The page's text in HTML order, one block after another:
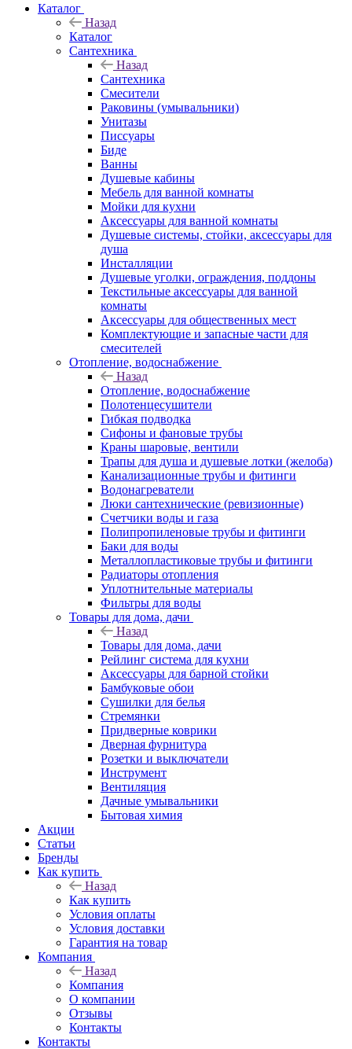
Каталог
Назад
Каталог
Сантехника
Назад
Сантехника
Смесители
Раковины (умывальники)
Унитазы
Писсуары
Биде
Ванны
Душевые кабины
Мебель для ванной комнаты
Мойки для кухни
Аксессуары для ванной комнаты
Душевые системы, стойки, аксессуары для
душа
Инсталляции
Душевые уголки, ограждения, поддоны
Текстильные аксессуары для ванной
комнаты
Аксессуары для общественных мест
Комплектующие и запасные части для
смесителей
Отопление, водоснабжение
Назад
Отопление, водоснабжение
Полотенцесушители
Гибкая подводка
Сифоны и фановые трубы
Краны шаровые, вентили
Трапы для душа и душевые лотки (желоба)
Канализационные трубы и фитинги
Водонагреватели
Люки сантехнические (ревизионные)
Счетчики воды и газа
Полипропиленовые трубы и фитинги
Баки для воды
Металлопластиковые трубы и фитинги
Радиаторы отопления
Уплотнительные материалы
Фильтры для воды
Товары для дома, дачи
Назад
Товары для дома, дачи
Рейлинг система для кухни
Аксессуары для барной стойки
Бамбуковые обои
Сушилки для белья
Стремянки
Придверные коврики
Дверная фурнитура
Розетки и выключатели
Инструмент
Вентиляция
Дачные умывальники
Бытовая химия
Акции
Статьи
Бренды
Как купить
Назад
Как купить
Условия оплаты
Условия доставки
Гарантия на товар
Компания
Назад
Компания
О компании
Отзывы
Контакты
Контакты